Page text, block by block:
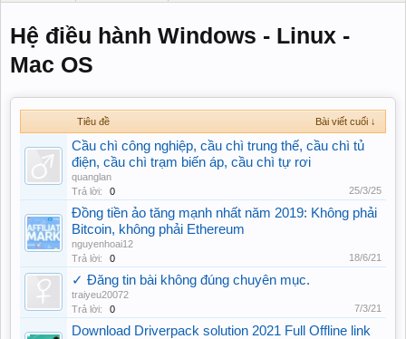
Hệ điều hành Windows - Linux -
Mac OS
Tiêu đề Bài viết cuối ↓
Cầu chì công nghiệp, cầu chì trung thế, cầu chì tủ
điện, cầu chì trạm biến áp, cầu chì tự rơi
quanglan
Trả lời:
0 25/3/25
Đồng tiền ảo tăng mạnh nhất năm 2019: Không phải
Bitcoin, không phải Ethereum
nguyenhoai12
Trả lời:
0 18/6/21
✓ Đăng tin bài không đúng chuyên mục.
traiyeu20072
Trả lời:
0 7/3/21
Download Driverpack solution 2021 Full Offline link